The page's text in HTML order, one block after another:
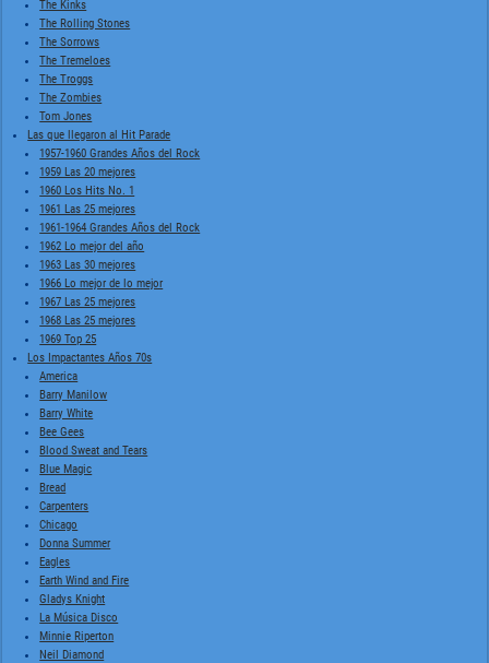
The Kinks
The Rolling Stones
The Sorrows
The Tremeloes
The Troggs
The Zombies
Tom Jones
Las que llegaron al Hit Parade
1957-1960 Grandes Años del Rock
1959 Las 20 mejores
1960 Los Hits No. 1
1961 Las 25 mejores
1961-1964 Grandes Años del Rock
1962 Lo mejor del año
1963 Las 30 mejores
1966 Lo mejor de lo mejor
1967 Las 25 mejores
1968 Las 25 mejores
1969 Top 25
Los Impactantes Años 70s
America
Barry Manilow
Barry White
Bee Gees
Blood Sweat and Tears
Blue Magic
Bread
Carpenters
Chicago
Donna Summer
Eagles
Earth Wind and Fire
Gladys Knight
La Música Disco
Minnie Riperton
Neil Diamond